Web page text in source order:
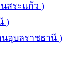
นสระแก้ว )
)
นอุบลราชธานี )